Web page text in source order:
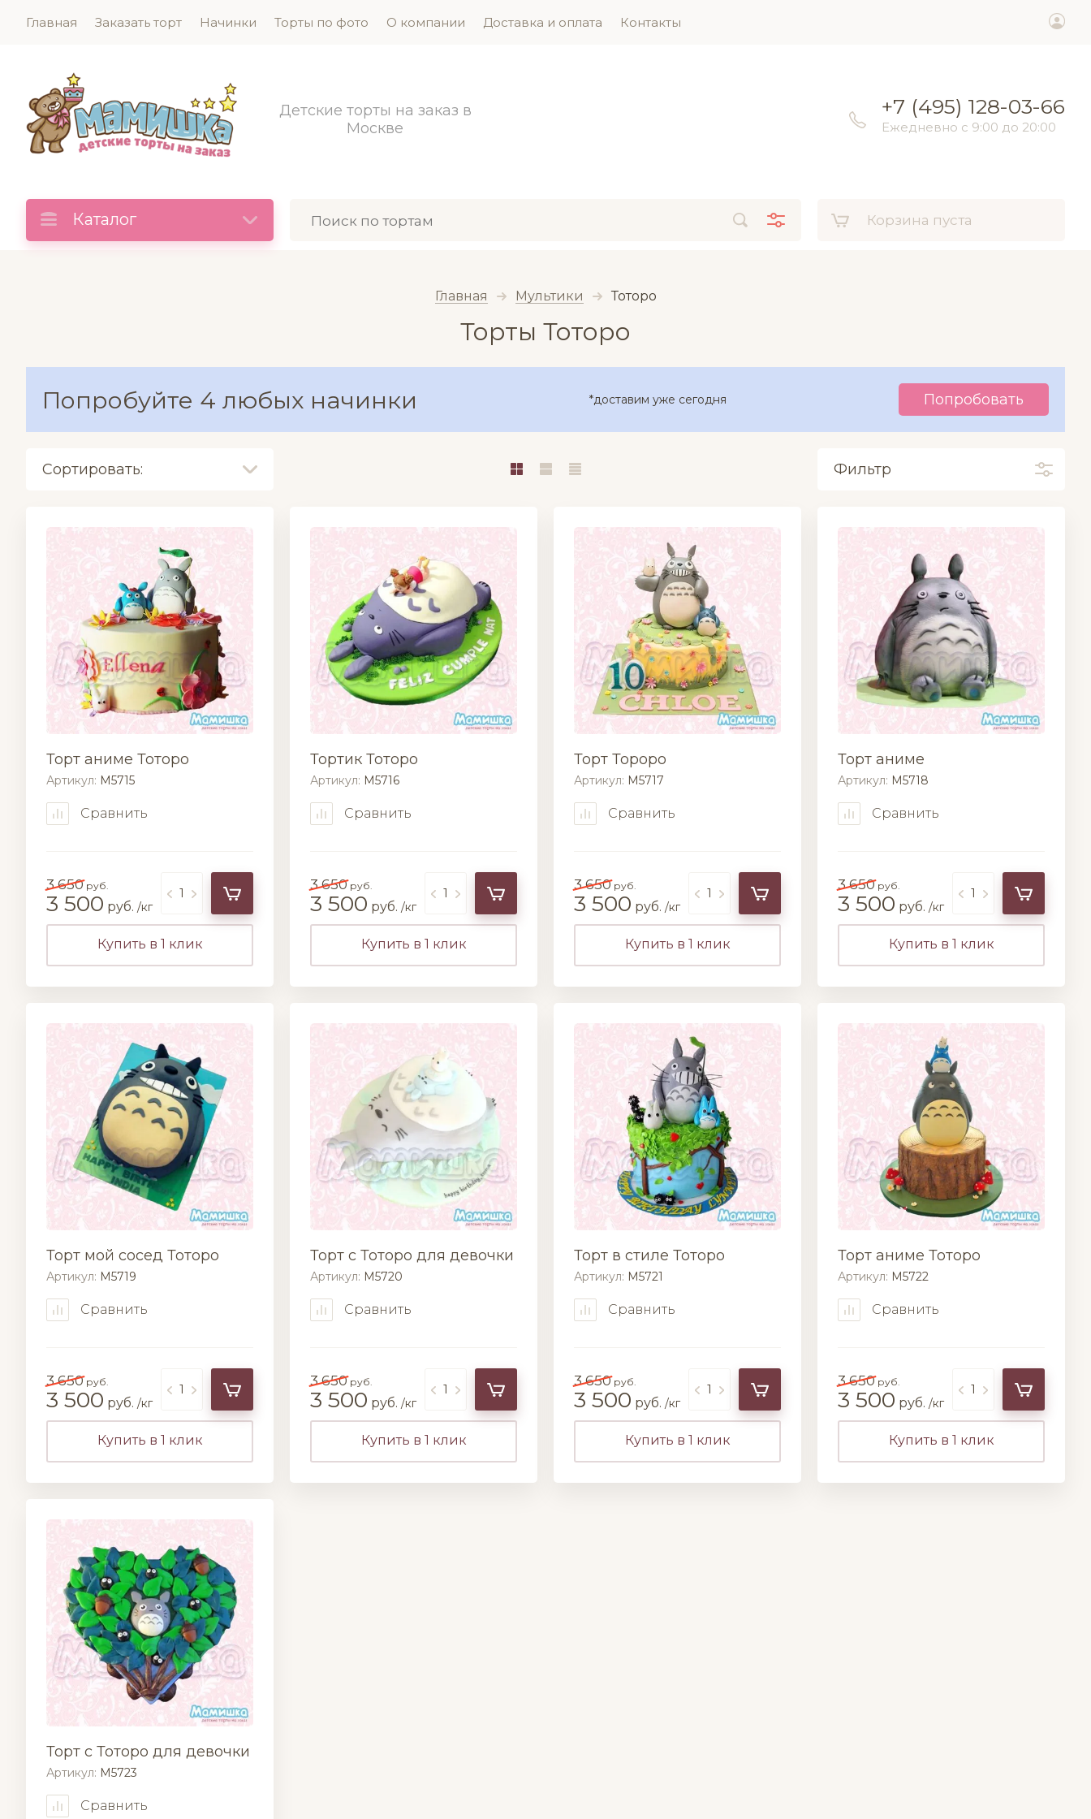
Главная Заказать торт Начинки Торты по фото О компании Доставка и оплата Контакты
Детские торты на заказ в
Москве
+7 (495) 128-03-66
Ежедневно с 9:00 до 20:00
Каталог Корзина пуста
Главная Мультики
  Тоторо
Торты Тоторо
Попробуйте 4 любых начинки *доставим уже сегодня Попробовать
Сортировать: Фильтр
Торт аниме Тоторо
Артикул: M5715
Сравнить
3 650руб.
3 500 руб. /кг
Купить в 1 клик
Тортик Тоторо
Артикул: M5716
Сравнить
3 650руб.
3 500 руб. /кг
Купить в 1 клик
Торт Тороро
Артикул: M5717
Сравнить
3 650руб.
3 500 руб. /кг
Купить в 1 клик
Торт аниме
Артикул: M5718
Сравнить
3 650руб.
3 500 руб. /кг
Купить в 1 клик
Торт мой сосед Тоторо
Артикул: M5719
Сравнить
3 650руб.
3 500 руб. /кг
Купить в 1 клик
Торт с Тоторо для девочки
Артикул: M5720
Сравнить
3 650руб.
3 500 руб. /кг
Купить в 1 клик
Торт в стиле Тоторо
Артикул: M5721
Сравнить
3 650руб.
3 500 руб. /кг
Купить в 1 клик
Торт аниме Тоторо
Артикул: M5722
Сравнить
3 650руб.
3 500 руб. /кг
Купить в 1 клик
Торт с Тоторо для девочки
Артикул: M5723
Сравнить